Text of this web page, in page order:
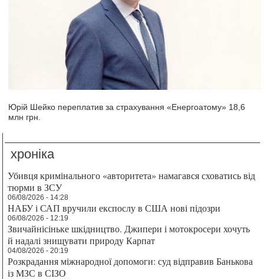
Юрій Шейко переплатив за страхування «Енергоатому» 18,6
млн грн.
хроніка
Убивця кримінального «авторитета» намагався сховатись від
тюрми в ЗСУ
06/08/2026 - 14:28
НАБУ і САП вручили експослу в США нові підозри
06/08/2026 - 12:19
Звичайнісіньке шкідництво. Джипери і мотокросери хочуть
й надалі знищувати природу Карпат
04/08/2026 - 20:19
Розкрадання міжнародної допомоги: суд відправив Банькова
із МЗС в СІЗО